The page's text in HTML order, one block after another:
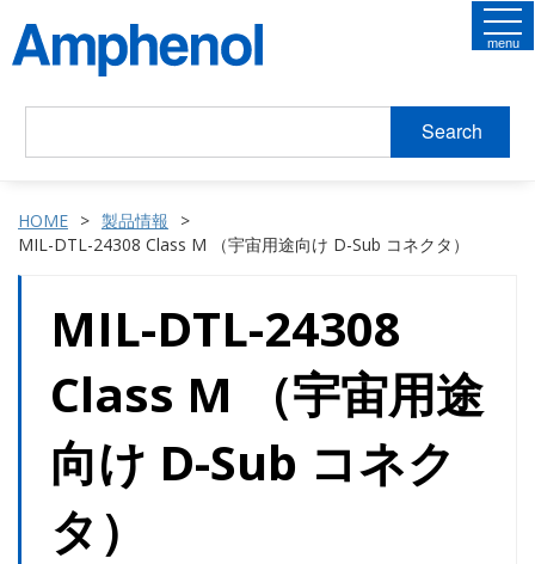
Search
menu
HOME
製品情報
MIL-DTL-24308 Class M （宇宙用途向け D-Sub コネクタ）
MIL-DTL-24308
Class M （宇宙用途
向け D-Sub コネク
タ）